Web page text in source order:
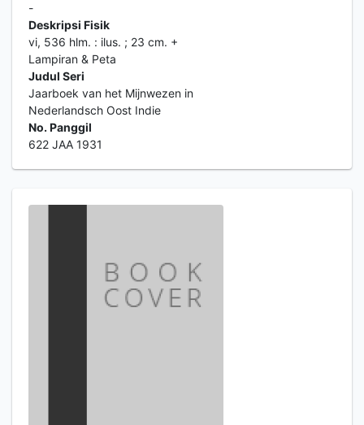
-
Deskripsi Fisik
vi, 536 hlm. : ilus. ; 23 cm. +
Lampiran & Peta
Judul Seri
Jaarboek van het Mijnwezen in
Nederlandsch Oost Indie
No. Panggil
622 JAA 1931